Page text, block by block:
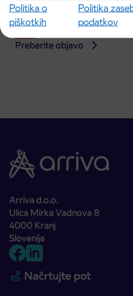
Politika o
piškotkih
Politika
podatkov
31. 7. 2026
Obvestilo o popolni
ceste v Stražišču pri
Preberite objavo
Arriva d.o.o.
Ulica Mirka Vadnova 8
4000 Kranj
Slovenija
Načrtujte pot